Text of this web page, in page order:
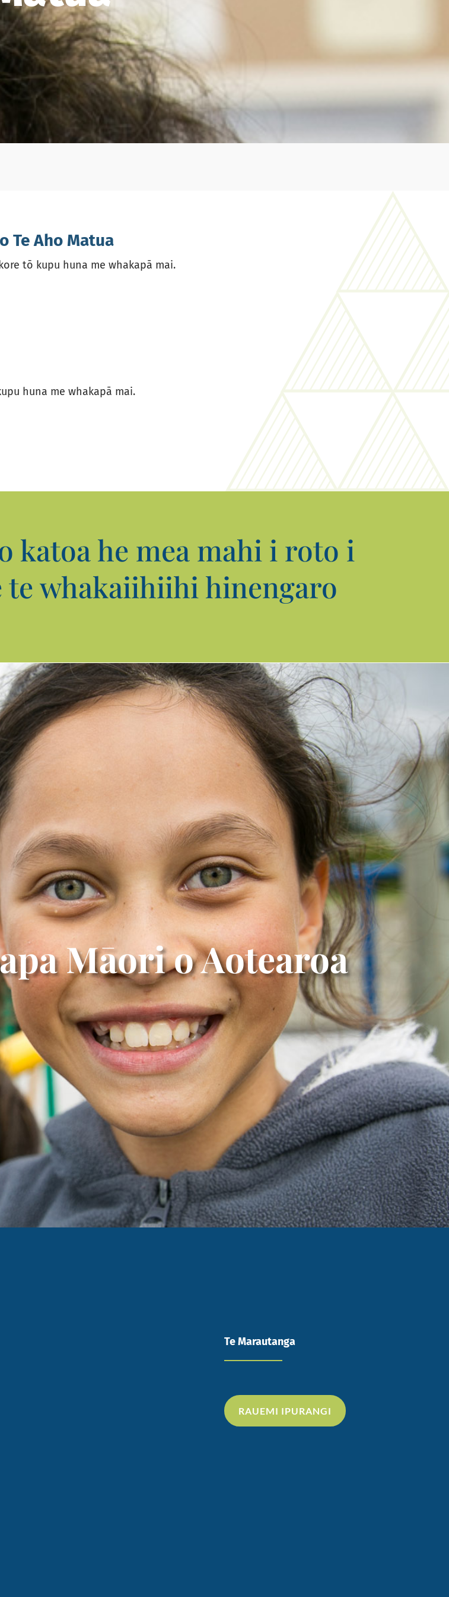
Te Aho Matua
tō kupu huna me whakapā mai.
huna me whakapā mai.
katoa he mea mahi i roto i
te whakaiihiihi hinengaro
Māori o Aotearoa
Te Marautanga
RAUEMI IPURANGI